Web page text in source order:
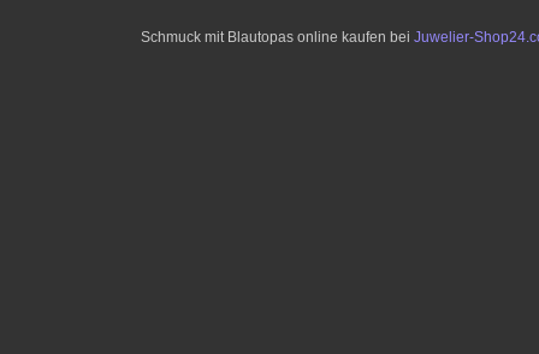
Schmuck mit Blautopas online kaufen bei Juwelier-